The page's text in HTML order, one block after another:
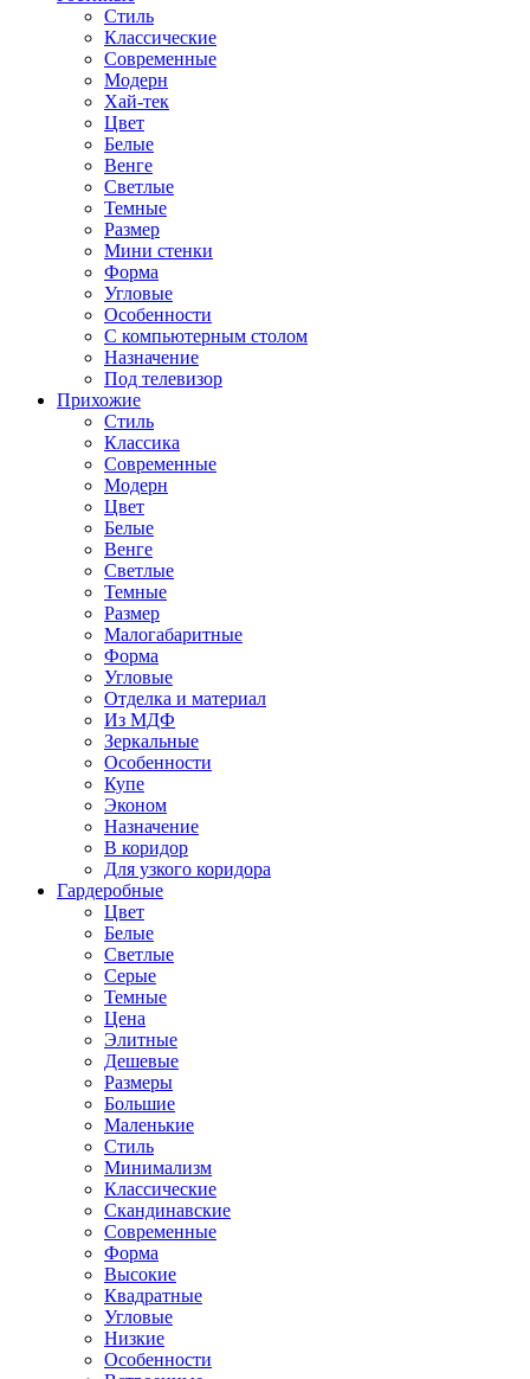
Стиль
Классические
Современные
Модерн
Хай-тек
Цвет
Белые
Венге
Светлые
Темные
Размер
Мини стенки
Форма
Угловые
Особенности
С компьютерным столом
Назначение
Под телевизор
Прихожие
Стиль
Классика
Современные
Модерн
Цвет
Белые
Венге
Светлые
Темные
Размер
Малогабаритные
Форма
Угловые
Отделка и материал
Из МДФ
Зеркальные
Особенности
Купе
Эконом
Назначение
В коридор
Для узкого коридора
Гардеробные
Цвет
Белые
Светлые
Серые
Темные
Цена
Элитные
Дешевые
Размеры
Большие
Маленькие
Стиль
Минимализм
Классические
Скандинавские
Современные
Форма
Высокие
Квадратные
Угловые
Низкие
Особенности